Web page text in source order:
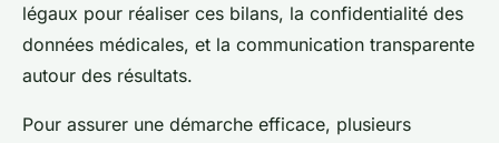
légaux pour réaliser ces bilans, la confidentialité des
données médicales, et la communication transparente
autour des résultats.
Pour assurer une démarche efficace, plusieurs